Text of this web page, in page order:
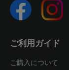
ご利用ガイド
ご購入について